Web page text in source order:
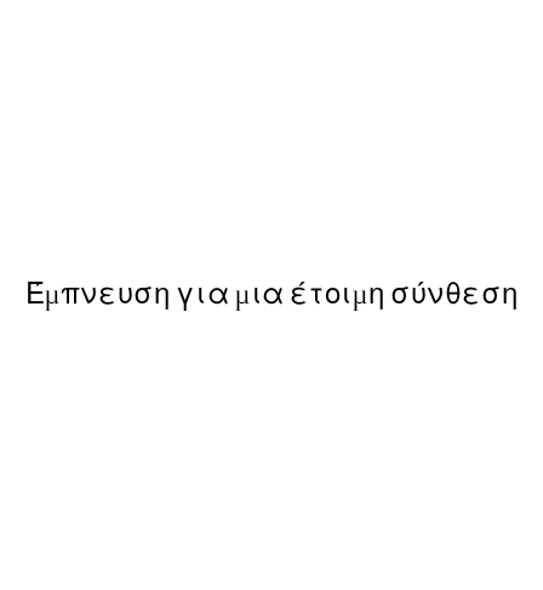
Έμπνευση για μια έτοιμη σύνθεση